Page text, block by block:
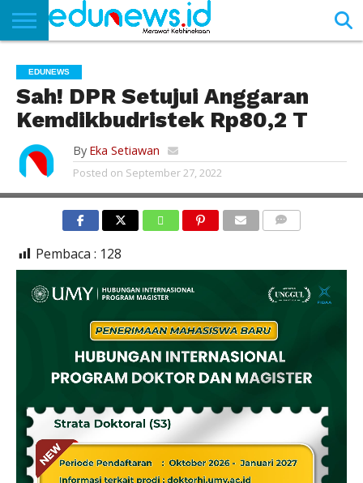
NEWS
EDUNEWS
LITERASI
PUSTAKA
SOSOK
TEKNO
KHASANAH
SASTRA
EDUNEWS
Sah! DPR Setujui Anggaran
Kemdikbudristek Rp80,2 T
By Eka Setiawan
Posted on September 27, 2022
Pembaca : 128